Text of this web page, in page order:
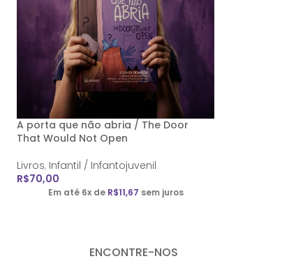
A porta que não abria / The Door
That Would Not Open
Livros, Infantil / Infantojuvenil
R$70,00
Em até 6x de R$11,67 sem juros
ENCONTRE-NOS